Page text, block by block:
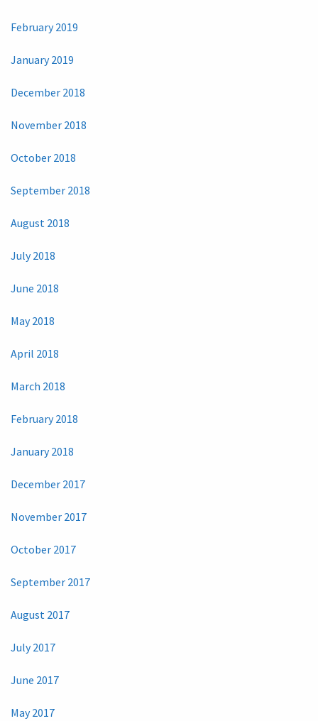
February 2019
January 2019
December 2018
November 2018
October 2018
September 2018
August 2018
July 2018
June 2018
May 2018
April 2018
March 2018
February 2018
January 2018
December 2017
November 2017
October 2017
September 2017
August 2017
July 2017
June 2017
May 2017